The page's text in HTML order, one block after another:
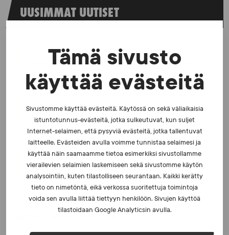
Tämä sivusto
käyttää evästeitä
Sivustomme käyttää evästeitä. Käytössä on sekä väliaikaisia
istuntotunnus-evästeitä, jotka sulkeutuvat, kun suljet
Internet-selaimen, että pysyviä evästeitä, jotka tallentuvat
laitteelle. Evästeiden avulla voimme tunnistaa selaimesi ja
käyttää näin saamaamme tietoa esimerkiksi sivustollamme
vierailevien selaimien laskemiseen sekä sivustomme käytön
analysointiin, kuten tilastolliseen seurantaan. Kaikki kerätty
tieto on nimetöntä, eikä verkossa suoritettuja toimintoja
voida sen avulla liittää tiettyyn henkilöön. Sivujen käyttöä
tilastoidaan Google Analyticsin avulla.
UUSIMMAT UUTISET
UUTISET - 5.8.2026
Iljukov SUEKin lääketieteelliseksi asiantuntijaksi
Dopingrikkomuspäätösten julkistaminen: kysymyksiä
ja vastauksia EUT:n ratkaisusta
UUTISET - 30.6.2026
SUEKin sivuilla uusi blogisarja urheilun ja
väkivaltaisten alakulttuurien suhteesta